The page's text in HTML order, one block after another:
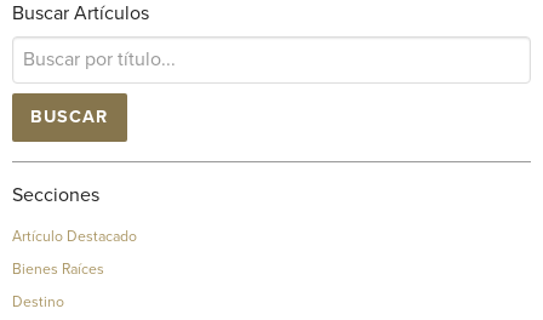
Buscar Artículos
BUSCAR
Secciones
Artículo Destacado
Bienes Raíces
Destino